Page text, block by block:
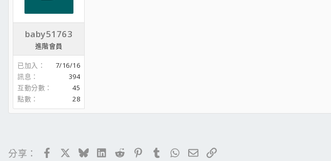
baby51763
進階會員
已加入
7/16/16
訊息
394
互動分數
45
點數
28
分享： FacebookBlueskyLinkedIn
RedditPinterestTumblrWhatsApp
電子郵件
連結